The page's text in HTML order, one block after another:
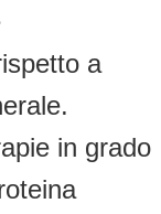
a
in grado